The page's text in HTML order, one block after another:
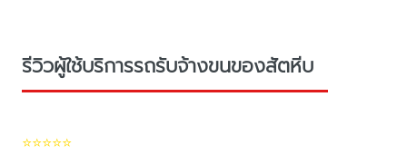
รีวิวผู้ใช้บริการรถรับจ้างขนของสัตหีบ
⭐⭐⭐⭐⭐